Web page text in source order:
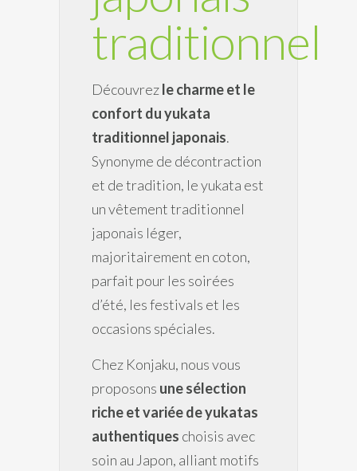
traditionnel
Découvrezle charme et le
confort du yukata
traditionnel japonais.
Synonyme de décontraction
et de tradition, le yukata est
un vêtement traditionnel
japonais léger,
majoritairement en coton,
parfait pour les soirées
d’été, les festivals et les
occasions spéciales.
Chez Konjaku, nous vous
proposons une sélection
riche et variée de yukatas
authentiques choisis avec
soin au Japon, alliant motifs